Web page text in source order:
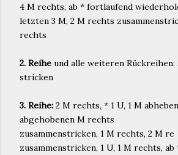
4 M rechts, ab * fortlaufend
letzten 3 M, 2 M rechts
rechts
2. Reihe und alle weiteren
stricken
3. Reihe: 2 M rechts, * 1 U, 1 M
abgehobenen M rechts
zusammenstricken, 1 M rechts, 2 M re
zusammenstricken, 1 U, 1 M rechts,